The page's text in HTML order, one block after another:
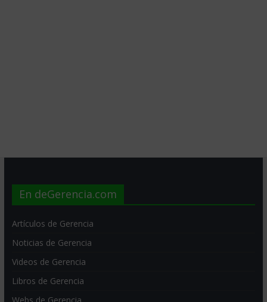
En deGerencia.com
Artículos de Gerencia
Noticias de Gerencia
Videos de Gerencia
Libros de Gerencia